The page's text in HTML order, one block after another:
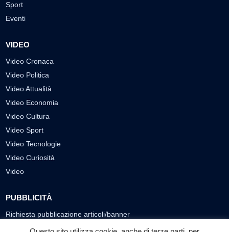
Sport
Eventi
VIDEO
Video Cronaca
Video Politica
Video Attualità
Video Economia
Video Cultura
Video Sport
Video Tecnologie
Video Curiosità
Video
PUBBLICITÀ
Richiesta pubblicazione articoli/banner